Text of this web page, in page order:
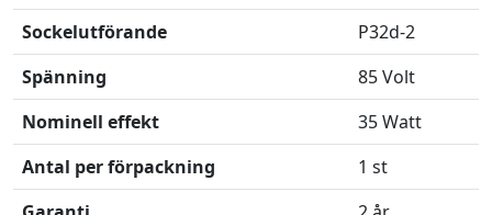
Sockelutförande
P32d-2
Spänning
85 Volt
Nominell effekt
35 Watt
Antal per förpackning
1 st